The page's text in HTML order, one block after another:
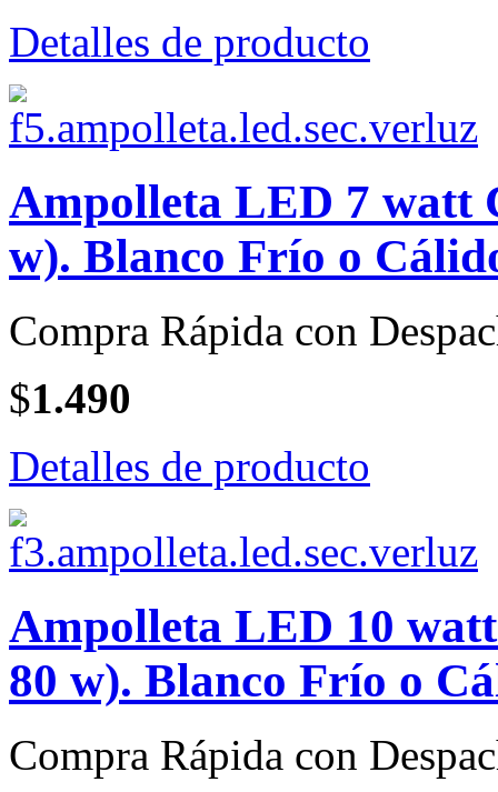
Detalles de producto
Ampolleta LED 7 watt
w). Blanco Frío o
Compra Rápida con
$1.490
Detalles de producto
Ampolleta LED 10
80 w). Blanco Frío o
Compra Rápida con